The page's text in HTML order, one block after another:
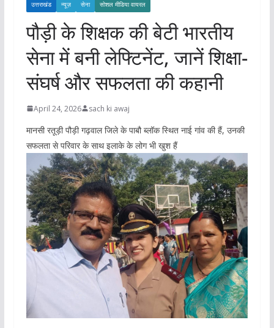
उत्तराखंड न्यूज़ सेना सोशल मीडिया वायरल
पौड़ी के शिक्षक की बेटी भारतीय
सेना में बनी लेफ्टिनेंट, जानें शिक्षा-
संघर्ष और सफलता की कहानी
April 24, 2026 sach ki awaj
मानसी रतूड़ी पौड़ी गढ़वाल जिले के पाबौ ब्लॉक स्थित नाई गांव की हैं, उनकी
सफलता से परिवार के साथ इलाके के लोग भी खुश हैं